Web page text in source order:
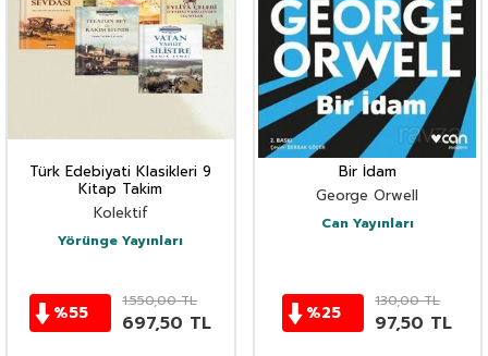
Türk Edebiyati Klasikleri 9
Kitap Takim
Kolektif
Yörünge Yayınları
%55
1.550,00TL
697,50 TL
Bir İdam
George Orwell
Can Yayınları
%25
130,00TL
97,50 TL